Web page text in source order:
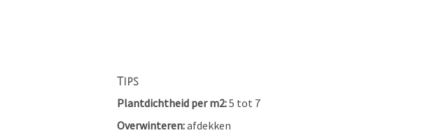
Tips
Plantdichtheid per m2 5 tot 7
Overwinteren afdekken